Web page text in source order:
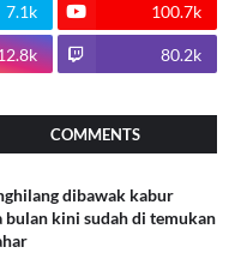
7.1k 100.7k
80.2k
COMMENTS
dibawak kabur
bulan kini sudah di temukan